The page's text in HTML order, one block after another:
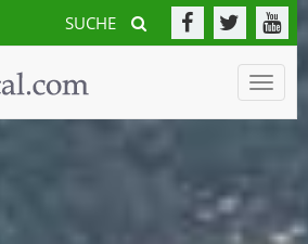
SUCHE
Toggle